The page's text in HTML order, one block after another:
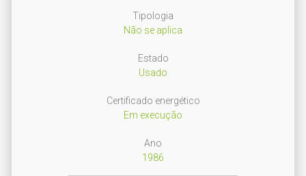
Tipologia
Não se aplica
Estado
Usado
Certificado energético
Em execução
Ano
1986